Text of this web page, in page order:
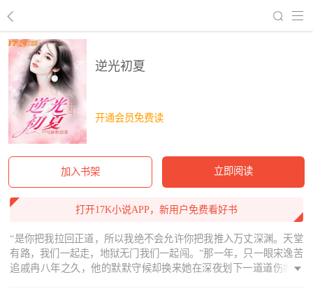
逆光初夏
开通会员免费读
加入书架 立即阅读
打开17K小说APP，新用户免费看好书
“是你把我拉回正道，所以我绝不会允许你把我推入万丈深渊。天堂
有路，我们一起走，地狱无门我们一起闯。”那一年，只一眼宋逸苦
追戚冉八年之久，他的默默守候却换来她在深夜划下一道道伤痕，